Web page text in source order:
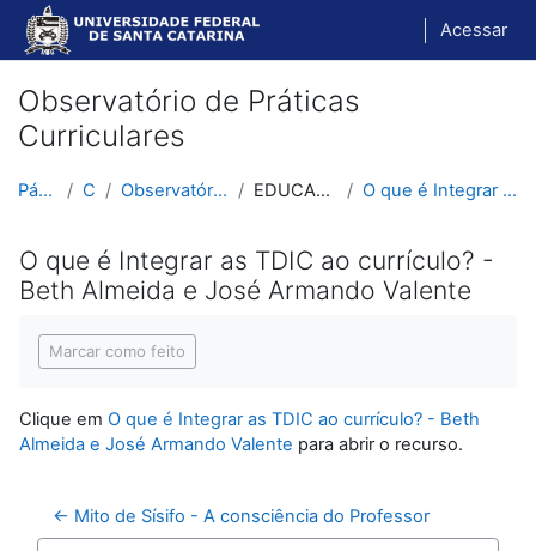
Ir para o conteúdo principal
Acessar
Observatório de Práticas
Curriculares
Página inicial Cursos Observatório de Práticas Curriculares EDUCAÇÃO E TECNOLOGIAS O que é Integrar as TDIC ao currículo? - Beth Alme...
O que é Integrar as TDIC ao currículo? -
Beth Almeida e José Armando Valente
Marcar como feito
Clique em O que é Integrar as TDIC ao currículo? - Beth
Almeida e José Armando Valente para abrir o recurso.
← Mito de Sísifo - A consciência do Professor